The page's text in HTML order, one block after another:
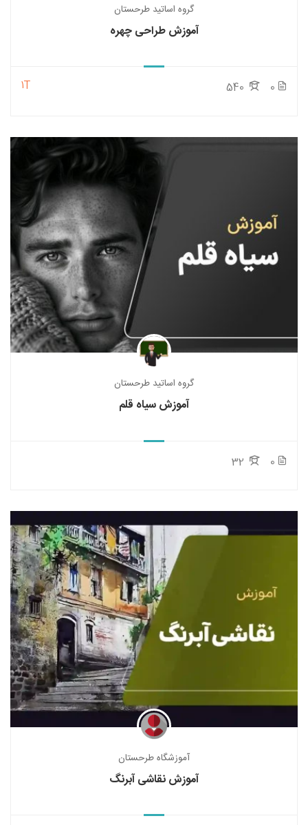
گروه اساتید طرحستان
آموزش طراحی چهره
0
1T
گروه اساتید طرحستان
آموزش سیاه قلم
0
آموزشگاه طرحستان
آموزش نقاشی آبرنگ